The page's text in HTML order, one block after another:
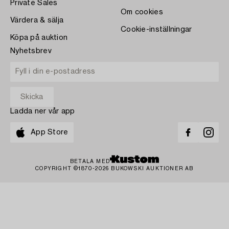
Private Sales
Värdera & sälja
Köpa på auktion
Om cookies
Cookie-inställningar
Nyhetsbrev
Ladda ner vår app
App Store
BETALA MED
COPYRIGHT ©1870-2026 BUKOWSKI AUKTIONER AB